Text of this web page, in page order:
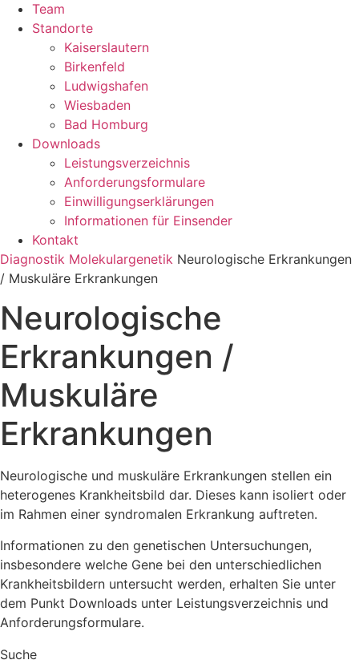
Team
Standorte
Kaiserslautern
Birkenfeld
Ludwigshafen
Wiesbaden
Bad Homburg
Downloads
Leistungsverzeichnis
Anforderungsformulare
Einwilligungserklärungen
Informationen für Einsender
Kontakt
Diagnostik Molekulargenetik Neurologische Erkrankungen
/ Muskuläre Erkrankungen
Neurologische
Erkrankungen /
Muskuläre
Erkrankungen
Neurologische und muskuläre Erkrankungen stellen ein
heterogenes Krankheitsbild dar. Dieses kann isoliert oder
im Rahmen einer syndromalen Erkrankung auftreten.
Informationen zu den genetischen Untersuchungen,
insbesondere welche Gene bei den unterschiedlichen
Krankheitsbildern untersucht werden, erhalten Sie unter
dem Punkt Downloads unter Leistungsverzeichnis und
Anforderungsformulare.
Suche